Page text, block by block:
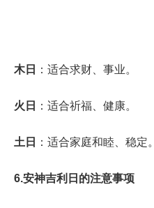
木日 ：适合求财、事业。
火日 ：适合祈福、健康。
土日 ：适合家庭和睦、稳定。
6.安神吉利日的注意事项